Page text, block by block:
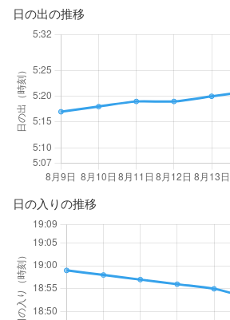
日の出の推移
日の入りの推移